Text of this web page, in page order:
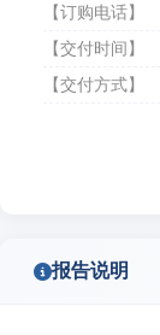
【订购电话】
【交付时间】
【交付方式】
报告说明